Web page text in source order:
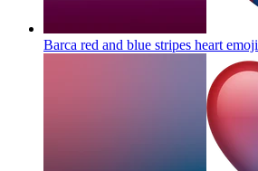
Barca red and blue stripes heart emoji